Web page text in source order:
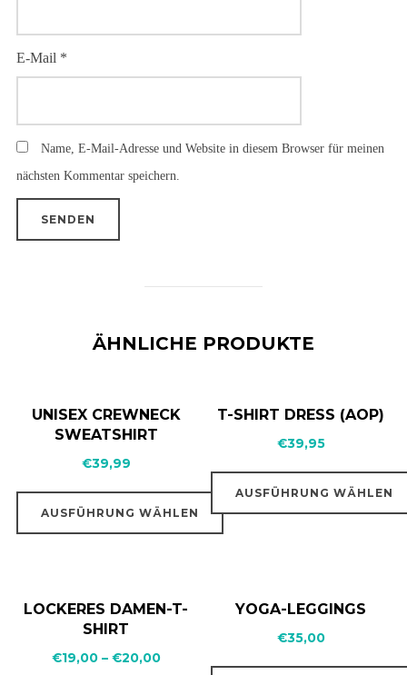
E-Mail *
Name, E-Mail-Adresse und Website in diesem Browser für meinen
nächsten Kommentar speichern.
ÄHNLICHE PRODUKTE
UNISEX CREWNECK
SWEATSHIRT
€39,99
AUSFÜHRUNG WÄHLEN
T-SHIRT DRESS (AOP)
€39,95
AUSFÜHRUNG WÄHLEN
LOCKERES DAMEN-T-
SHIRT
€19,00– €20,00
YOGA-LEGGINGS
€35,00